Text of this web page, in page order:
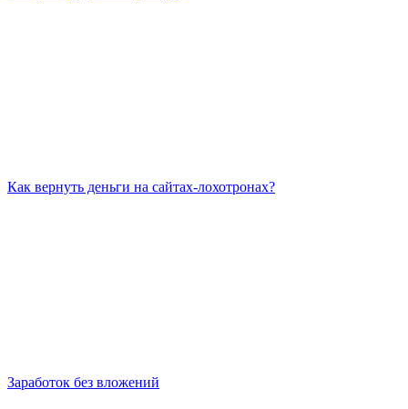
Как вернуть деньги на сайтах-лохотронах?
Заработок без вложений